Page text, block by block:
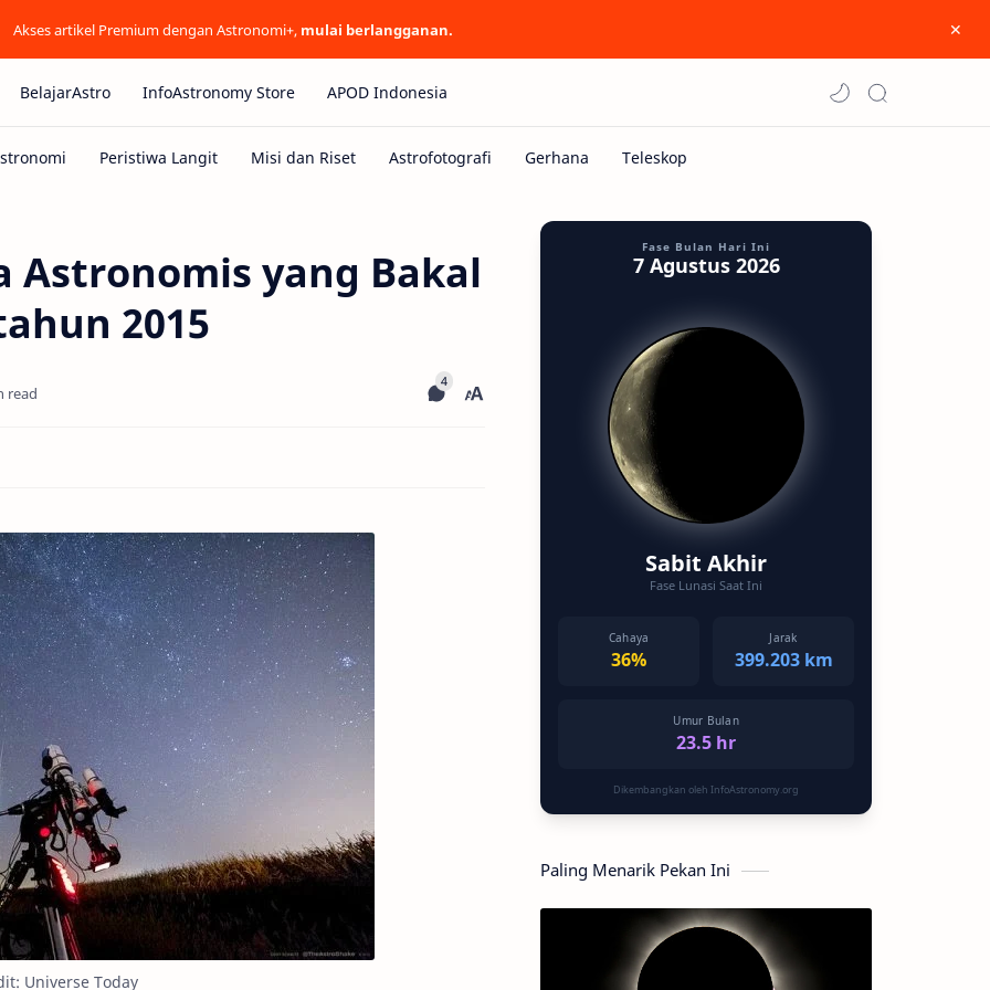
Akses artikel Premium dengan Astronomi+, mulai berlangganan.
BelajarAstro InfoAstronomy Store APOD Indonesia
Astronomis yang Bakal
2015
read
Universe Today
Fase Bulan Hari Ini
7 Agustus 2026
Sabit Akhir
Fase Lunasi Saat Ini
Cahaya
36%
Jarak
399.203 km
Umur Bulan
23.5 hr
Dikembangkan oleh InfoAstronomy.org
Paling Menarik Pekan Ini